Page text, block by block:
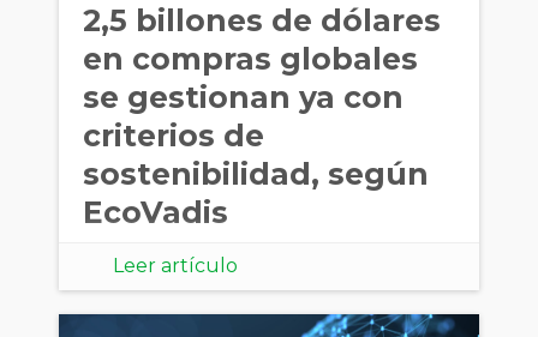
2,5 billones de dólares
en compras globales
se gestionan ya con
criterios de
sostenibilidad, según
EcoVadis
Leer artículo